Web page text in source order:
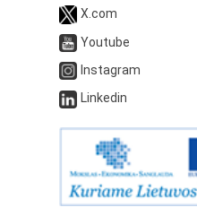
X.com
Youtube
Instagram
Linkedin